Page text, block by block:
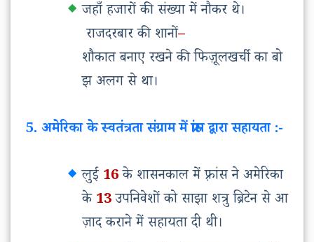
जहाँहजारोंकीसंख्यामेंनौकर थे।
राजदरबारकी शानों–
शौकातबनाएरखनेकीफिज़ूलखर्चीकाबो
झअलगसे था।
5. अमेरिका के स्वतंत्रता संग्राम में फ्रांस द्वारा सहायता :-
लुई16के शासनकालमेंफ़्रांसनेअमेरिका
के13उपनिवेशोंकोसाझा शत्रुब्रिटेनसेआ
ज़ादकरानेमेंसहायतादी थी।